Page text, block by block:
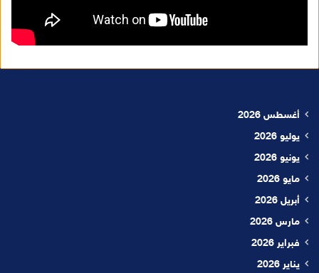
أغسطس 2026
يوليو 2026
يونيو 2026
مايو 2026
أبريل 2026
مارس 2026
فبراير 2026
يناير 2026